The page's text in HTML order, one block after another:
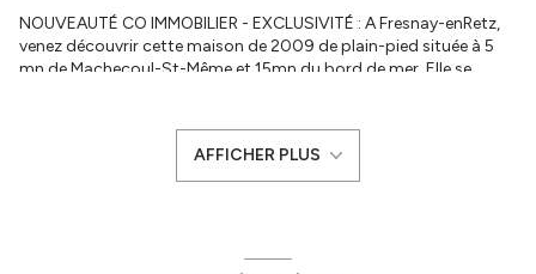
NOUVEAUTÉ CO IMMOBILIER - EXCLUSIVITÉ : A Fresnay-enRetz,
venez découvrir cette maison de 2009 de plain-pied située à 5
mn de Machecoul-St-Même et 15mn du bord de mer. Elle se
3 chambres et un double garage avec faux grenier. Le tout sur
une parcelle d'environ 900 m².AFFICHER PLUS